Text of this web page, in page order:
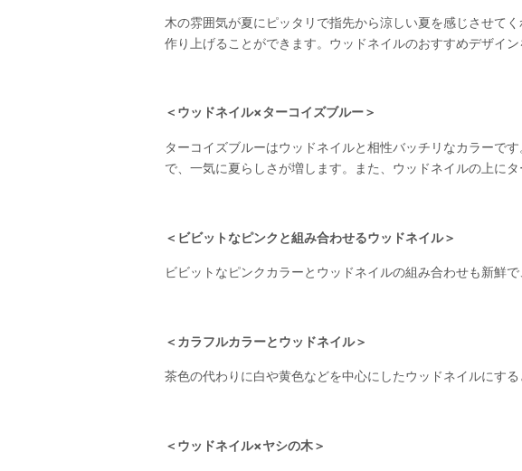
木の雰囲気が夏にピッタリで指先から涼しい夏を感じさせて
作り上げることができます。ウッドネイルのおすすめデザイン
＜ウッドネイル×ターコイズブルー＞
ターコイズブルーはウッドネイルと相性バッチリなカラーで
で、一気に夏らしさが増します。また、ウッドネイルの上に
＜ビビットなピンクと組み合わせるウッドネイル＞
ビビットなピンクカラーとウッドネイルの組み合わせも新鮮
＜カラフルカラーとウッドネイル＞
茶色の代わりに白や黄色などを中心にしたウッドネイルにす
＜ウッドネイル×ヤシの木＞